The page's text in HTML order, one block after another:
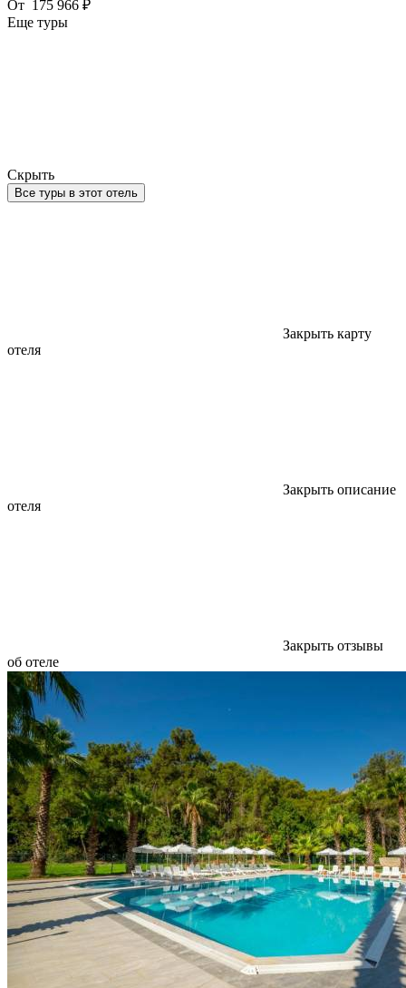
От 175 966 ₽
Еще туры
Скрыть
Все туры в этот отель
Закрыть карту
отеля
Закрыть описание
отеля
Закрыть отзывы
об отеле